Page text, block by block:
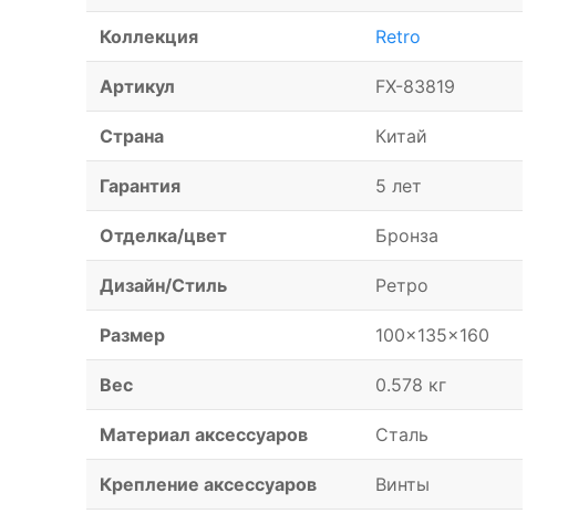
Коллекция Retro
Артикул FX-83819
Страна Китай
Гарантия 5 лет
Отделка/цвет Бронза
Дизайн/Стиль Ретро
Размер 100x135x160
Вес 0.578 кг
Материал аксессуаров Сталь
Крепление аксессуаров Винты